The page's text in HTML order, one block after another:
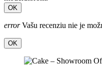
OK
errorVašu recenziu nie je
OK